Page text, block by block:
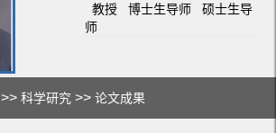
教授 博士生导师 硕士生导
师
>>科学研究 >>论文成果